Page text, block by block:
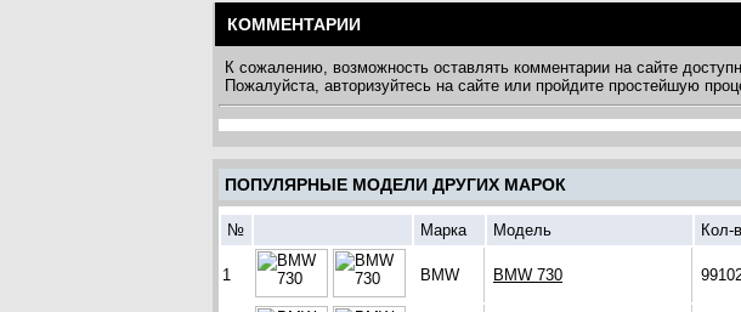
КОММЕНТАРИИ
К сожалению, возможность оставлять комментарии на сайте
Пожалуйста, авторизуйтесь на сайте или пройдите простейшую
ПОПУЛЯРНЫЕ МОДЕЛИ ДРУГИХ МАРОК
№ Марка Модель Кол-
1 BMW BMW 730